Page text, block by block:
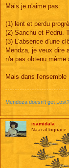
Mais je n'aime pas:
(1) lent et perdu
(2) Sanchu et Pedru.
(3) L'absence d'une
Mendza, je veux dire
n'a pas obtenu même
Mais dans
Mendoza doesn't get
isamidala
Naacal loquace